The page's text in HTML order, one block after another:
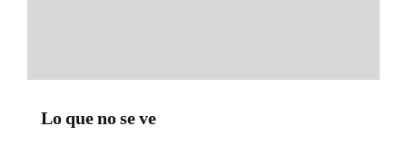
Lo que no se ve